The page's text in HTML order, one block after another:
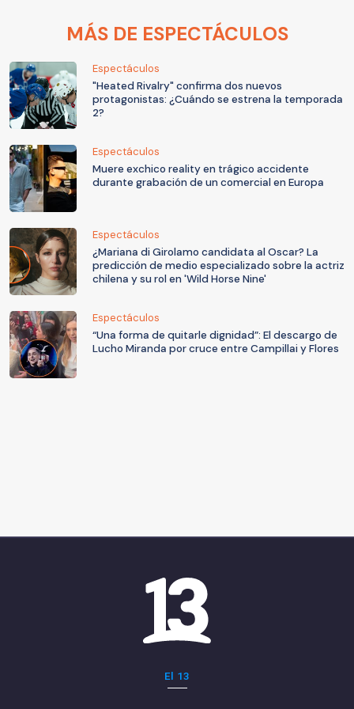
MÁS DE ESPECTÁCULOS
Espectáculos
"Heated Rivalry" confirma dos nuevos
protagonistas: ¿Cuándo se estrena la temporada
2?
Espectáculos
Muere exchico reality en trágico accidente
durante grabación de un comercial en Europa
Espectáculos
¿Mariana di Girolamo candidata al Oscar? La
predicción de medio especializado sobre la actriz
chilena y su rol en 'Wild Horse Nine'
Espectáculos
“Una forma de quitarle dignidad”: El descargo de
Lucho Miranda por cruce entre Campillai y Flores
El 13